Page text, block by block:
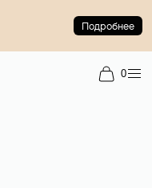
Подробнее
0